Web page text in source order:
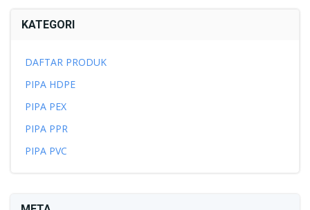
KATEGORI
DAFTAR PRODUK
PIPA HDPE
PIPA PEX
PIPA PPR
PIPA PVC